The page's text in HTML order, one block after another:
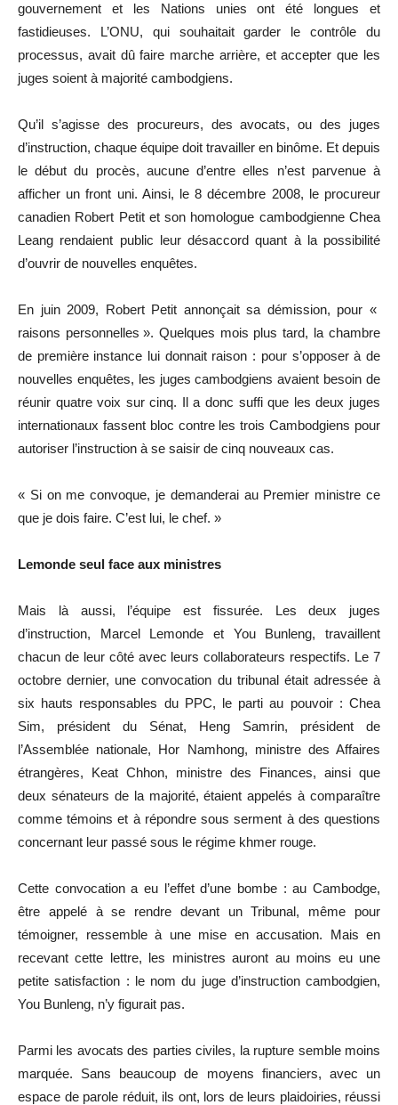
gouvernement et les Nations unies ont été longues et
fastidieuses. L’ONU, qui souhaitait garder le contrôle du
processus, avait dû faire marche arrière, et accepter que les
juges soient à majorité cambodgiens.
Qu’il s’agisse des procureurs, des avocats, ou des juges
d’instruction, chaque équipe doit travailler en binôme. Et depuis
le début du procès, aucune d’entre elles n’est parvenue à
afficher un front uni. Ainsi, le 8 décembre 2008, le procureur
canadien Robert Petit et son homologue cambodgienne Chea
Leang rendaient public leur désaccord quant à la possibilité
d’ouvrir de nouvelles enquêtes.
En juin 2009, Robert Petit annonçait sa démission, pour «
raisons personnelles ». Quelques mois plus tard, la chambre
de première instance lui donnait raison : pour s’opposer à de
nouvelles enquêtes, les juges cambodgiens avaient besoin de
réunir quatre voix sur cinq. Il a donc suffi que les deux juges
internationaux fassent bloc contre les trois Cambodgiens pour
autoriser l’instruction à se saisir de cinq nouveaux cas.
« Si on me convoque, je demanderai au Premier ministre ce
que je dois faire. C’est lui, le chef. »
Lemonde seul face aux ministres
Mais là aussi, l’équipe est fissurée. Les deux juges
d’instruction, Marcel Lemonde et You Bunleng, travaillent
chacun de leur côté avec leurs collaborateurs respectifs. Le 7
octobre dernier, une convocation du tribunal était adressée à
six hauts responsables du PPC, le parti au pouvoir : Chea
Sim, président du Sénat, Heng Samrin, président de
l’Assemblée nationale, Hor Namhong, ministre des Affaires
étrangères, Keat Chhon, ministre des Finances, ainsi que
deux sénateurs de la majorité, étaient appelés à comparaître
comme témoins et à répondre sous serment à des questions
concernant leur passé sous le régime khmer rouge.
Cette convocation a eu l’effet d’une bombe : au Cambodge,
être appelé à se rendre devant un Tribunal, même pour
témoigner, ressemble à une mise en accusation. Mais en
recevant cette lettre, les ministres auront au moins eu une
petite satisfaction : le nom du juge d’instruction cambodgien,
You Bunleng, n’y figurait pas.
Parmi les avocats des parties civiles, la rupture semble moins
marquée. Sans beaucoup de moyens financiers, avec un
espace de parole réduit, ils ont, lors de leurs plaidoiries, réussi